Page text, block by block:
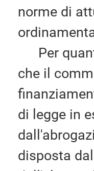
norme di
Per
che il
di legge in
disposta